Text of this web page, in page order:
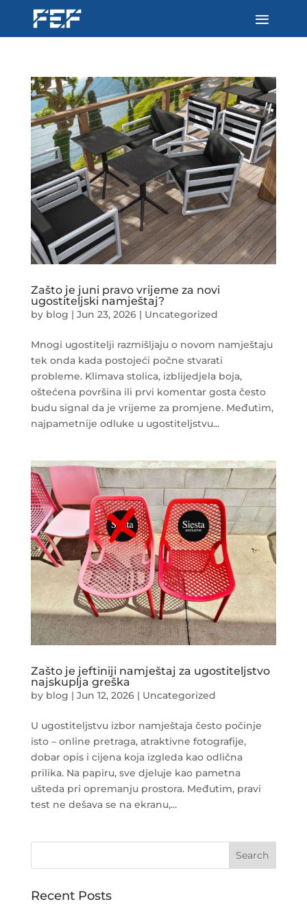
Zašto je juni pravo vrijeme za novi
ugostiteljski namještaj?
by blog | Jun 23, 2026| Uncategorized
Mnogi ugostitelji razmišljaju o novom namještaju
tek onda kada postojeći počne stvarati
probleme. Klimava stolica, izblijedjela boja,
oštećena površina ili prvi komentar gosta često
budu signal da je vrijeme za promjene. Međutim,
najpametnije odluke u ugostiteljstvu...
Zašto je jeftiniji namještaj za ugostiteljstvo
najskuplja greška
by blog | Jun 12, 2026| Uncategorized
U ugostiteljstvu izbor namještaja često počinje
isto – online pretraga, atraktivne fotografije,
dobar opis i cijena koja izgleda kao odlična
prilika. Na papiru, sve djeluje kao pametna
ušteda pri opremanju prostora. Međutim, pravi
test ne dešava se na ekranu,...
Recent Posts